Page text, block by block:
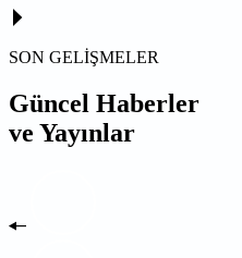
SON GELİŞMELER
Güncel Haberler
ve Yayınlar